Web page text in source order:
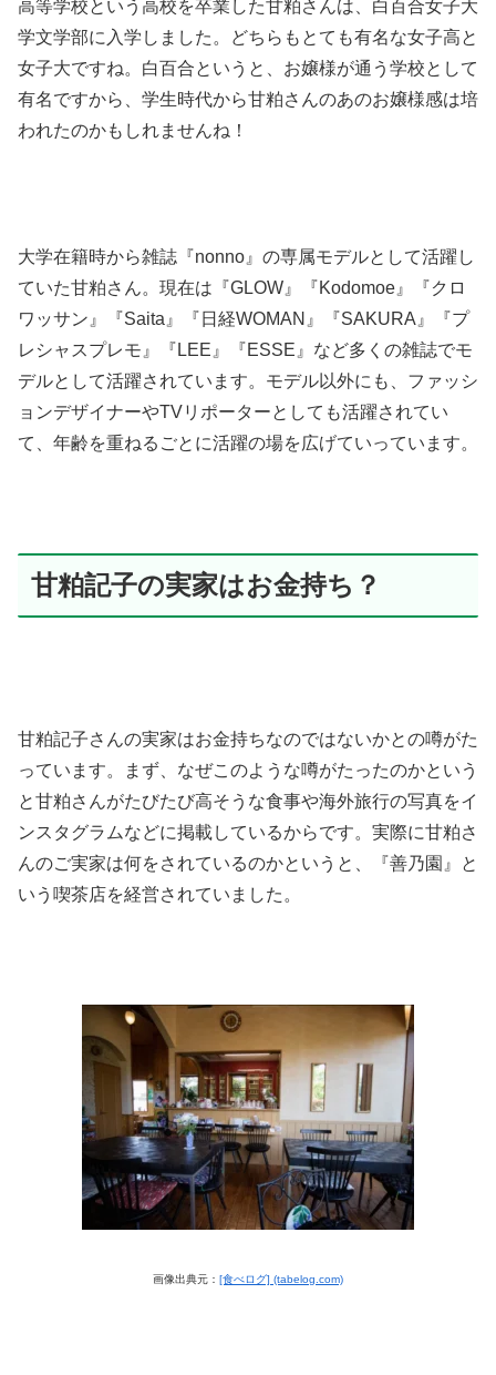
高等学校という高校を卒業した甘粕さんは、白百合女子大
学文学部に入学しました。どちらもとても有名な女子高と
女子大ですね。白百合というと、お嬢様が通う学校として
有名ですから、学生時代から甘粕さんのあのお嬢様感は培
われたのかもしれませんね！
大学在籍時から雑誌『nonno』の専属モデルとして活躍し
ていた甘粕さん。現在は『GLOW』『Kodomoe』『クロ
ワッサン』『Saita』『日経WOMAN』『SAKURA』『プ
レシャスプレモ』『LEE』『ESSE』など多くの雑誌でモ
デルとして活躍されています。モデル以外にも、ファッシ
ョンデザイナーやTVリポーターとしても活躍されてい
て、年齢を重ねるごとに活躍の場を広げていっています。
甘粕記子の実家はお金持ち？
甘粕記子さんの実家はお金持ちなのではないかとの噂がた
っています。まず、なぜこのような噂がたったのかという
と甘粕さんがたびたび高そうな食事や海外旅行の写真をイ
ンスタグラムなどに掲載しているからです。実際に甘粕さ
んのご実家は何をされているのかというと、『善乃園』と
いう喫茶店を経営されていました。
画像出典元： [食べログ] (tabelog.com)